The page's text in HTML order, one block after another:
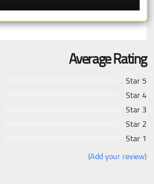
Average Rating
5 Star
4 Star
3 Star
2 Star
1 Star
(Add your review)